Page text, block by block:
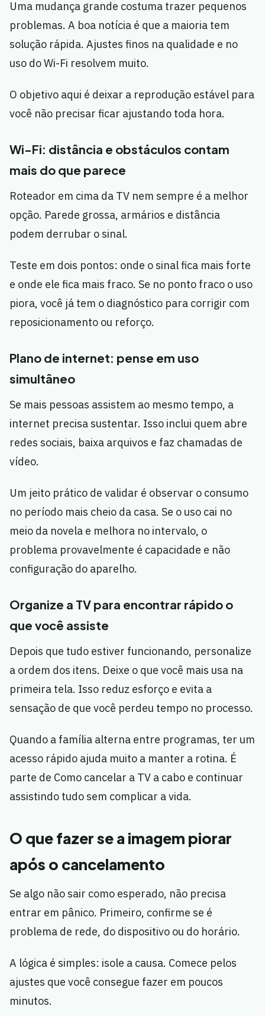
Uma mudança grande costuma trazer pequenos
problemas. A boa notícia é que a maioria tem
solução rápida. Ajustes finos na qualidade e no
uso do Wi-Fi resolvem muito.
O objetivo aqui é deixar a reprodução estável para
você não precisar ficar ajustando toda hora.
Wi-Fi: distância e obstáculos contam
mais do que parece
Roteador em cima da TV nem sempre é a melhor
opção. Parede grossa, armários e distância
podem derrubar o sinal.
Teste em dois pontos: onde o sinal fica mais forte
e onde ele fica mais fraco. Se no ponto fraco o uso
piora, você já tem o diagnóstico para corrigir com
reposicionamento ou reforço.
Plano de internet: pense em uso
simultâneo
Se mais pessoas assistem ao mesmo tempo, a
internet precisa sustentar. Isso inclui quem abre
redes sociais, baixa arquivos e faz chamadas de
vídeo.
Um jeito prático de validar é observar o consumo
no período mais cheio da casa. Se o uso cai no
meio da novela e melhora no intervalo, o
problema provavelmente é capacidade e não
configuração do aparelho.
Organize a TV para encontrar rápido o
que você assiste
Depois que tudo estiver funcionando, personalize
a ordem dos itens. Deixe o que você mais usa na
primeira tela. Isso reduz esforço e evita a
sensação de que você perdeu tempo no processo.
Quando a família alterna entre programas, ter um
acesso rápido ajuda muito a manter a rotina. É
parte de Como cancelar a TV a cabo e continuar
assistindo tudo sem complicar a vida.
O que fazer se a imagem piorar
após o cancelamento
Se algo não sair como esperado, não precisa
entrar em pânico. Primeiro, confirme se é
problema de rede, do dispositivo ou do horário.
A lógica é simples: isole a causa. Comece pelos
ajustes que você consegue fazer em poucos
minutos.